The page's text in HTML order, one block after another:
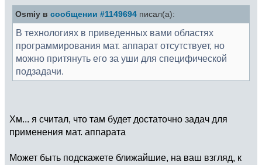
Osmiy в сообщении #1149694 писал(а):
В технологиях в приведенных вами областях
программирования мат. аппарат отсутствует, но
можно притянуть его за уши для специфической
подзадачи.
Хм... я считал, что там будет достаточно задач для
применения мат. аппарата
Может быть подскажете ближайшие, на ваш взгляд, к